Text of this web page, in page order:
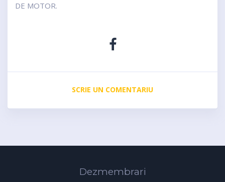
DE MOTOR.
SCRIE UN COMENTARIU
Dezmembrari